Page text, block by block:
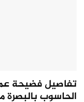
تفاصيل فضيحة
الحاسوب بالبصرة